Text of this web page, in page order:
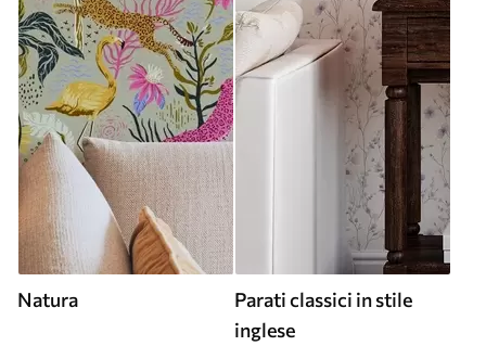
Natura
Parati classici in stile
inglese